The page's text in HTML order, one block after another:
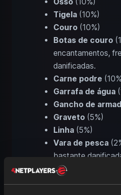
Tigela (10%)
Couro (10%)
Botas de couro
encantamentos,
danificadas.
Carne podre
Garrafa de água
Gancho de
Graveto (5%)
Linha (5%)
Vara de pesca
bastante
Saco de tinta